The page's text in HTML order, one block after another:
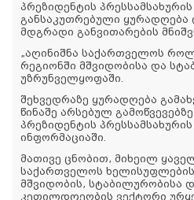
პრეზიდენტის
განსაკუთრებული ყურადღება
მდგრადი განვითარების
„აღინიშნა საქართველოს
რეგიონში მშვიდობისა და
უზრუნველყოფაში.
შეხვედრაზე ყურადღება
წინაშე არსებულ
პრეზიდენტის
ინფორმაციაში.
მათივე ცნობით, მიხეილ
საქართველოს
მშვიდობის, სტაბილურობისა
კეთილდღეობის ვექტორი